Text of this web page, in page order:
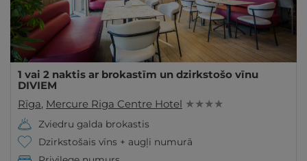
1 vai 2 naktis ar brokastīm un dzirkstošo vīnu
DIVIEM
Rīga, Mercure Riga Centre Hotel ★ ★ ★ ★
Zviedru galda brokastis
Dzirkstošais vīns + augļi numurā